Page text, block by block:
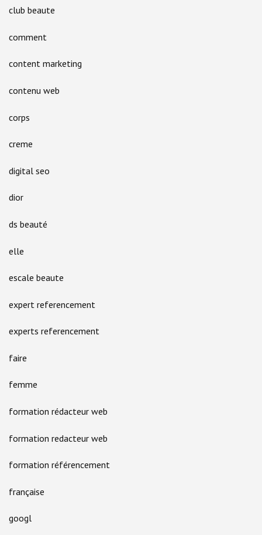
club beaute
comment
content marketing
contenu web
corps
creme
digital seo
dior
ds beauté
elle
escale beaute
expert referencement
experts referencement
faire
femme
formation rédacteur web
formation redacteur web
formation référencement
française
googl